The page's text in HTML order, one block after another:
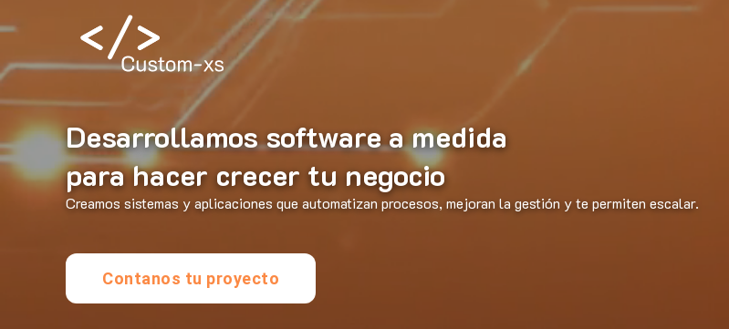
Desarrollamos software a medida
para hacer crecer tu negocio
Creamos sistemas y aplicaciones que automatizan procesos, mejoran la gestión y te permiten escalar.
Contanos tu proyecto